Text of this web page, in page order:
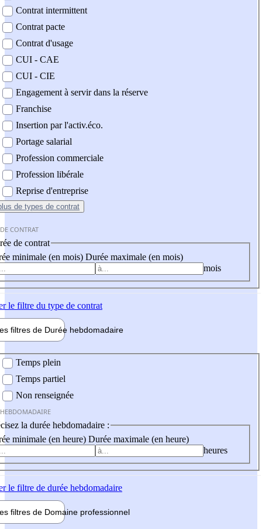
Contrat intermittent
Contrat pacte
Contrat d'usage
CUI - CAE
CUI - CIE
Engagement à servir dans la réserve
Franchise
Insertion par l'activ.éco.
Portage salarial
Profession commerciale
Profession libérale
Reprise d'entreprise
de types de contrat
CONTRAT
de contrat
minimale (en mois) Durée maximale (en mois)
mois
le filtre du type de contrat
filtres de Durée hebdomadaire
Temps plein
Temps partiel
Non renseignée
la durée hebdomadaire :
minimale (en heure) Durée maximale (en heure)
heures
le filtre de durée hebdomadaire
filtres de Domaine professionnel